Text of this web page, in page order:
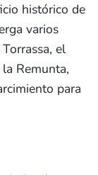
histórico de
varios
el
Remunta,
para